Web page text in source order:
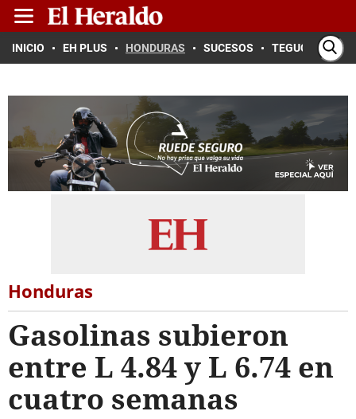
INICIO EH PLUS HONDURAS SUCESOS TEGUCIGALPA
Honduras
Gasolinas subieron
entre L 4.84 y L 6.74 en
cuatro semanas